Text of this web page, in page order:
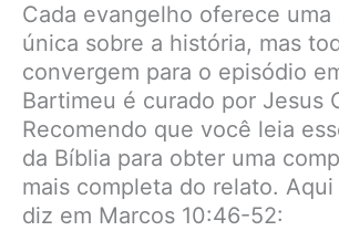
Cada evangelho oferece
única sobre a história, mas
convergem para o episódio
Bartimeu é curado por Jesus
Recomendo que você leia
da Bíblia para obter uma
mais completa do relato.
diz em Marcos 10:46-52: